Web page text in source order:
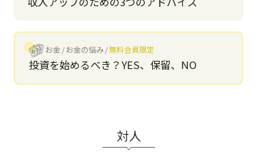
お金 お金の悩み 無料会員限定
投資を始めるべき？YES、保留、NO
対人